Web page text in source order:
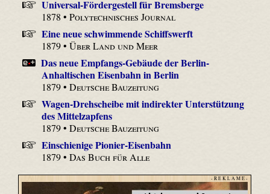
Universal-Fördergestell für Bremsberge
1878 •Polytechnisches Journal
Eine neue schwimmende Schiffswerft
1879 •Über Land und Meer
Das neue Empfangs-Gebäude der Berlin-
Anhaltischen Eisenbahn in Berlin
1879 •Deutsche Bauzeitung
Wagen-Drehscheibe mit indirekter Unterstützung
des Mittelzapfens
1879 •Deutsche Bauzeitung
Einschienige Pionier-Eisenbahn
1879 •Das Buch für Alle
- R E K L A M E -